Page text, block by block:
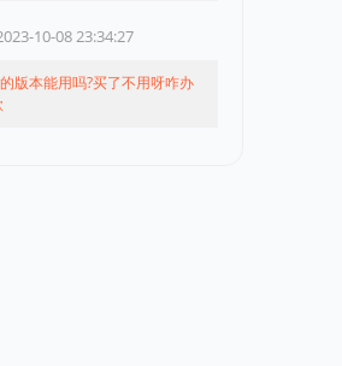
10-08 23:34:27
版本能用吗?买了不用呀咋办